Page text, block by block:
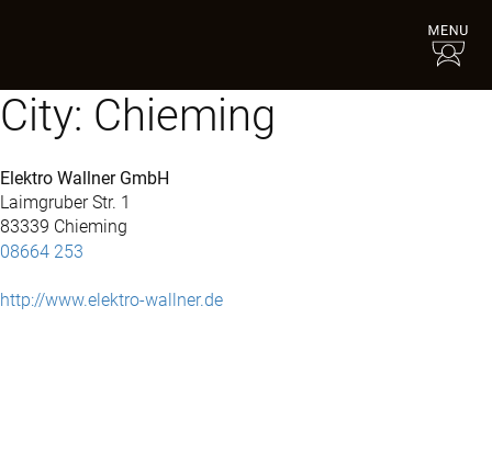
City: Chieming
Elektro Wallner GmbH
Laimgruber Str. 1
83339 Chieming
08664 253
http://www.elektro-wallner.de